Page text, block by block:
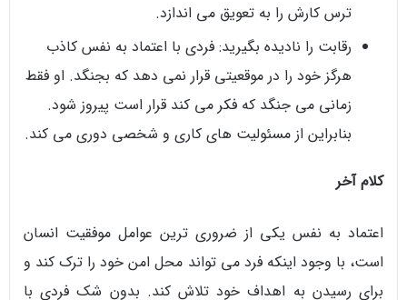
ترس کارش را به تعویق می اندازد.
رقابت را نادیده بگیرید: فردی با اعتماد به نفس کاذب
هرگز خود را در موقعیتی قرار نمی دهد که بجنگد. او فقط
زمانی می جنگد که فکر می کند قرار است پیروز شود.
بنابراین از مسئولیت های کاری و شخصی دوری می کند.
کلام آخر
اعتماد به نفس یکی از ضروری ترین عوامل موفقیت انسان
است، با وجود اینکه فرد می تواند محل امن خود را ترک کند و
برای رسیدن به اهداف خود تلاش کند. بدون شک فردی با